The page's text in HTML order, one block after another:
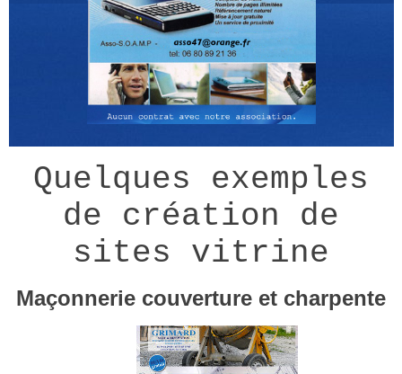
Quelques exemples
de création de
sites vitrine
Maçonnerie couverture et charpente